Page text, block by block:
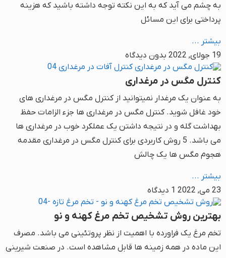
به چشم می آید که به این نکته توجه داشته باشید که هزینه
پرداختی برای این مسائل
بیشتر ...
19 جولای, 2022
بدون دیدگاه
کنترل مگس در مرغداری
به عنوان یک مرغدار نمیتوانید از کنترل مگس در مرغداری های
خود غافل شوید. کنترل مگس در مرغداری ها جزء الزامات حفظ
بهداشت گله و در نتیجه داشتن یک عملکرد خوب در مرغداری ها
می باشد. 5 روش کاربردی برای کنترل مگس در مرغداری مقدمه
هجوم مگس ها یک چالش
بیشتر ...
23 می, 2022
1 دیدگاه
بهترین روش تشخیص تخم مرغ کهنه و نو
تخم مرغ یک فراورده با اهمیت از نظر پروتئینی می باشد. مصرف
این ماده در همه زمینه ها قابل مشاهده است. در صنعت شیرینی